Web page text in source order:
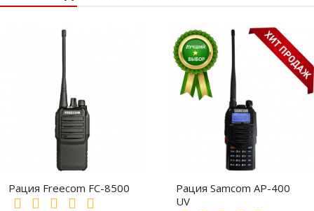
TK-2360, загрузите с нашего сайта –Скачать файл
Рация Freecom FC-8500
Рация Samcom AP-400
UV